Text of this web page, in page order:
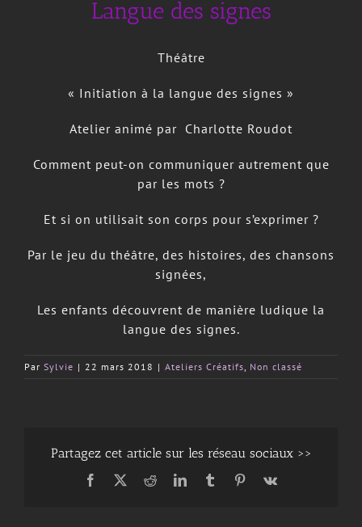
Langue des signes
Théâtre
« Initiation à la langue des signes »
Atelier animé par Charlotte Roudot
Comment peut-on communiquer autrement que
par les mots ?
Et si on utilisait son corps pour s’exprimer ?
Par le jeu du théâtre, des histoires, des chansons
signées,
Les enfants découvrent de manière ludique la
langue des signes.
Par Sylvie | 22 mars 2018 | Ateliers Créatifs, Non classé
Partagez cet article sur les réseau sociaux >>
Facebook Reddit LinkedIn
TumblrPinterest